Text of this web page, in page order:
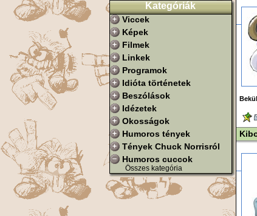
Kategóriák
Viccek
Képek
Filmek
Linkek
Programok
Idióta történetek
Beszólások
Idézetek
Okosságok
Humoros tények
Tények Chuck Norrisról
Humoros cuccok
Összes kategória